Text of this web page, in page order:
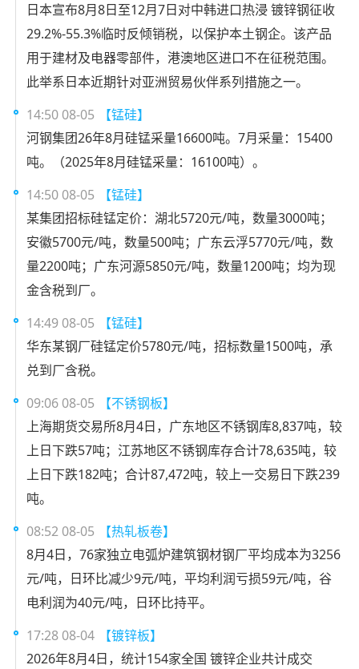
日本宣布8月8日至12月7日对中韩进口热浸 镀锌钢征收
29.2%-55.3%临时反倾销税，以保护本土钢企。该产品
用于建材及电器零部件，港澳地区进口不在征税范围。
此举系日本近期针对亚洲贸易伙伴系列措施之一。
14:50 08-05
【锰硅】
河钢集团26年8月硅锰采量16600吨。7月采量：15400
吨。（2025年8月硅锰采量：16100吨）。
14:50 08-05
【锰硅】
某集团招标硅锰定价：湖北5720元/吨，数量3000吨；
安徽5700元/吨，数量500吨；广东云浮5770元/吨，数
量2200吨；广东河源5850元/吨，数量1200吨；均为现
金含税到厂。
14:49 08-05
【锰硅】
华东某钢厂硅锰定价5780元/吨，招标数量1500吨，承
兑到厂含税。
09:06 08-05
【不锈钢板】
上海期货交易所8月4日，广东地区不锈钢库8,837吨，较
上日下跌57吨；江苏地区不锈钢库存合计78,635吨，较
上日下跌182吨；合计87,472吨，较上一交易日下跌239
吨。
08:52 08-05
【热轧板卷】
8月4日，76家独立电弧炉建筑钢材钢厂平均成本为3256
元/吨，日环比减少9元/吨，平均利润亏损59元/吨，谷
电利润为40元/吨，日环比持平。
17:28 08-04
【镀锌板】
2026年8月4日，统计154家全国 镀锌企业共计成交